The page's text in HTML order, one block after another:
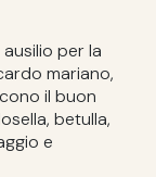
per la
mariano,
il buon
betulla,
e